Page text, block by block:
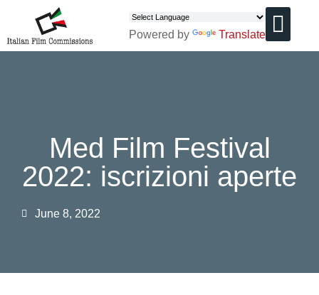
Powered by Translate
Med Film Festival
2022: iscrizioni aperte
June 8, 2022